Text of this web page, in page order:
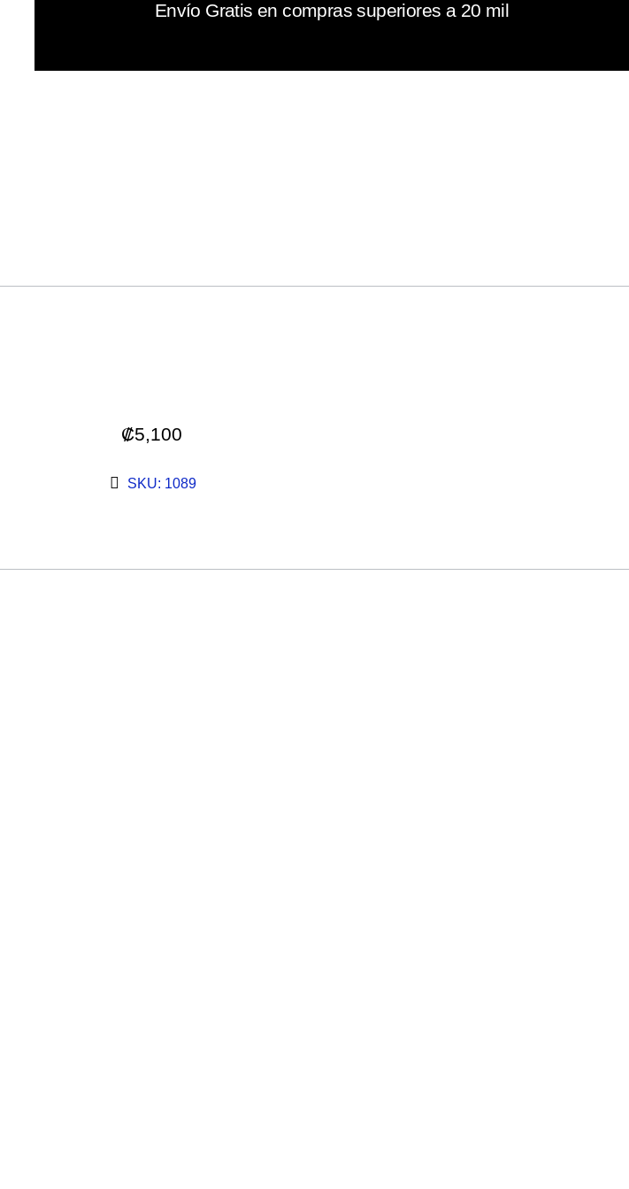
Envío Gratis en compras superiores a 20 mil
₡5,100
SKU: 1089